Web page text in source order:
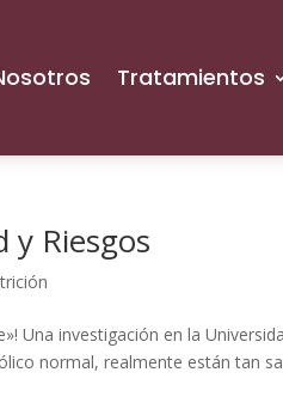
Tratamientos
y Riesgos
Una investigación en la
normal, realmente están tan